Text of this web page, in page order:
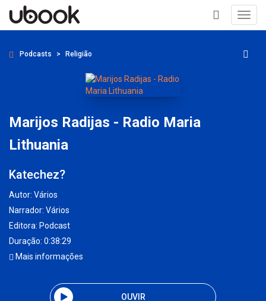
+
Podcasts Religião
Marijos Radijas - Radio Maria
Lithuania
Katechez?
Autor: Vários
Narrador: Vários
Editora: Podcast
Duração: 0:38:29
Mais informações
OUVIR